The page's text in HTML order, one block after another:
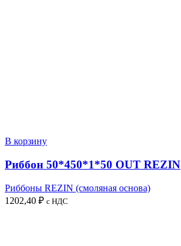
В корзину
Риббон 50*450*1*50 OUT REZIN
Риббоны REZIN (смоляная основа)
1202,40 ₽ с НДС